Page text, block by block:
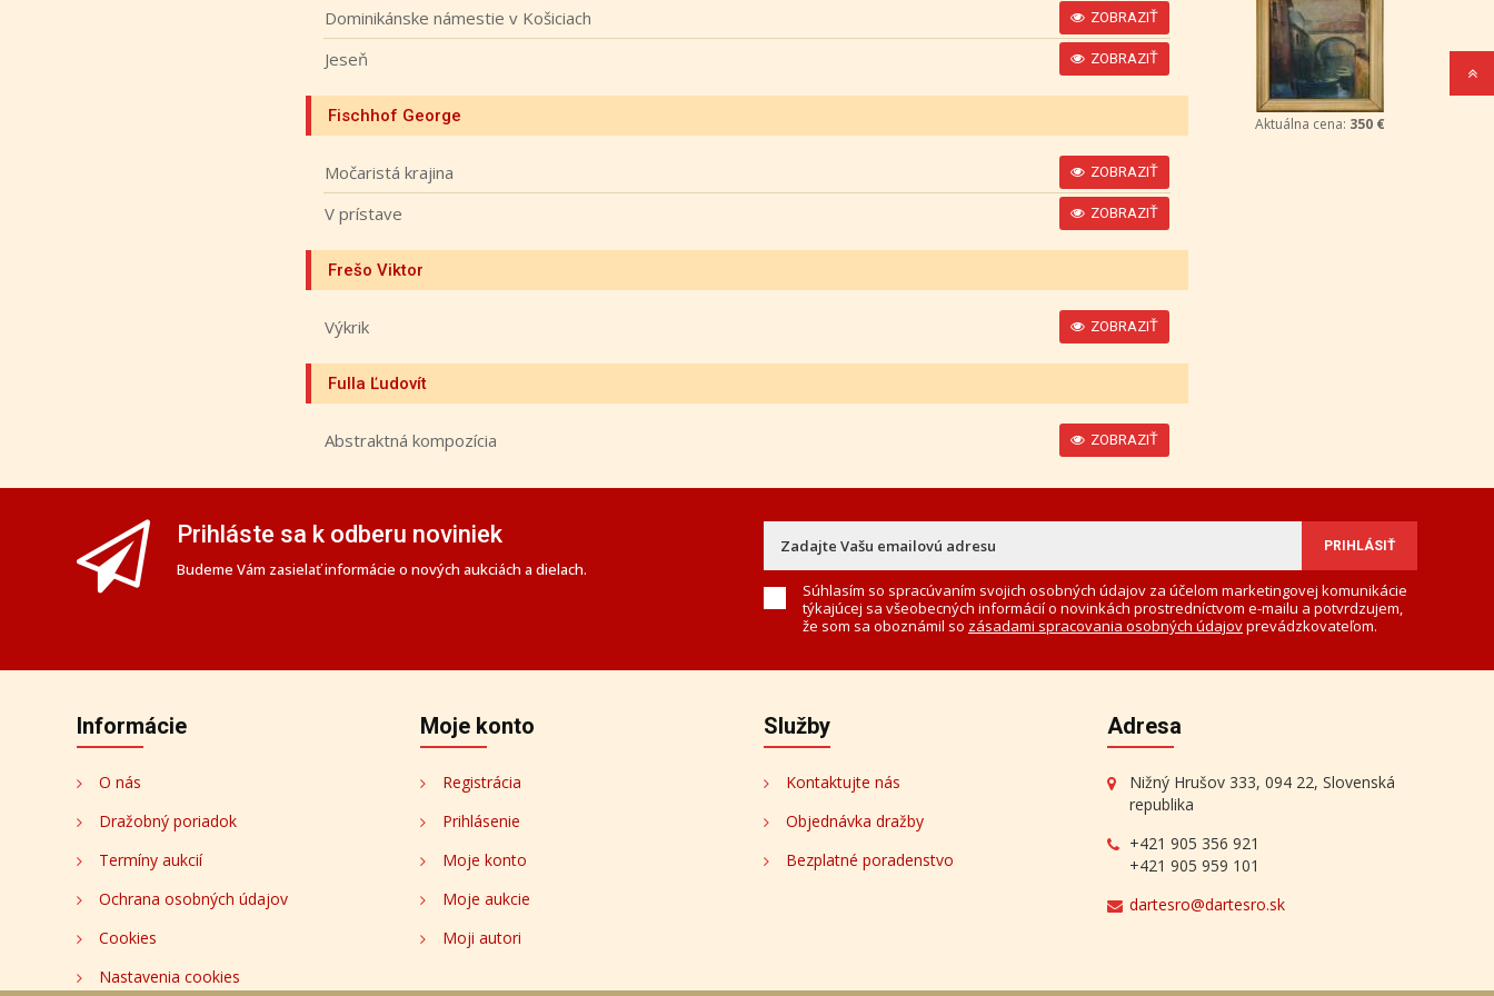
Dominikánske námestie v Košiciach ZOBRAZIŤ
Jeseň ZOBRAZIŤ
Fischhof George
Močaristá krajina ZOBRAZIŤ
V prístave ZOBRAZIŤ
Frešo Viktor
Výkrik ZOBRAZIŤ
Fulla Ľudovít
Abstraktná kompozícia ZOBRAZIŤ
Aktuálna cena: 350 €
Prihláste sa k odberu noviniek
Budeme Vám zasielať informácie o nových aukciách a dielach.
Súhlasím so spracúvaním svojich osobných údajov za účelom marketingovej komunikácie
týkajúcej sa všeobecných informácií o novinkách prostredníctvom e-mailu a potvrdzujem,
že som sa oboznámil so zásadami spracovania osobných údajovprevádzkovateľom.
Informácie
O nás
Dražobný poriadok
Termíny aukcií
Ochrana osobných údajov
Cookies
Nastavenia cookies
Moje konto
Registrácia
Prihlásenie
Moje konto
Moje aukcie
Moji autori
Služby
Kontaktujte nás
Objednávka dražby
Bezplatné poradenstvo
Adresa
Nižný Hrušov 333, 094 22, Slovenská
republika
+421 905 356 921
+421 905 959 101
dartesro@dartesro.sk